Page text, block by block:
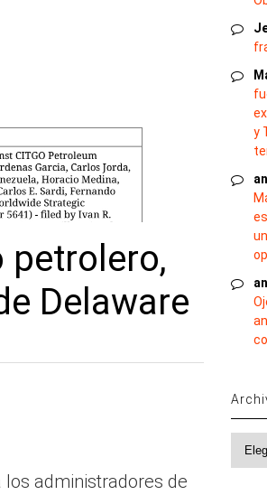
petrolero,
Delaware
los administradores de
y